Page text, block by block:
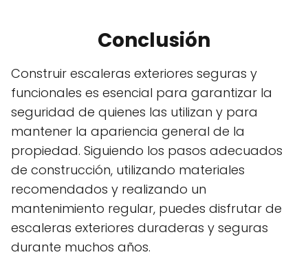
Conclusión
Construir escaleras exteriores seguras y
funcionales es esencial para garantizar la
seguridad de quienes las utilizan y para
mantener la apariencia general de la
propiedad. Siguiendo los pasos adecuados
de construcción, utilizando materiales
recomendados y realizando un
mantenimiento regular, puedes disfrutar de
escaleras exteriores duraderas y seguras
durante muchos años.